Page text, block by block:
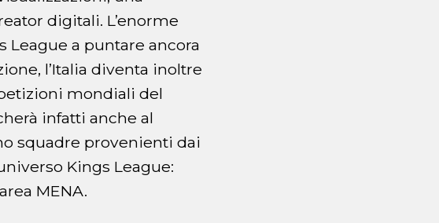
digitali. L’enorme
a puntare ancora
l’Italia diventa inoltre
mondiali del
infatti anche al
squadre provenienti dai
Kings League:
MENA.